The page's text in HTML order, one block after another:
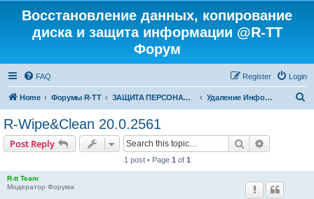
Восстановление данных, копирование
диска и защита информации @R-TT
Форум
FAQ Login
Register
Home Форумы R-TT ЗАЩИТА ПЕРСОНАЛЬНЫХ ДАННЫХ И БЕЗОПАСНОСТЬ Удаление Информации с Диска
R-Wipe&Clean 20.0.2561
Post Reply Search
1 post • Page 1 of 1
R-tt Team
Модератор Форума